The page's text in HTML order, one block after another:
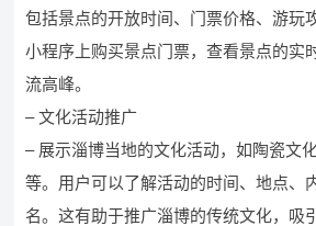
包括景点的开放时间、门票价格、游玩
小程序上购买景点门票，查看景点的实
流高峰。
– 文化活动推广
– 展示淄博当地的文化活动，如陶瓷文
等。用户可以了解活动的时间、地点、
名。这有助于推广淄博的传统文化，吸